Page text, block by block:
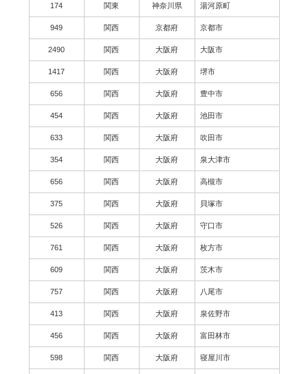
174 関東 神奈川県 湯河原町
949 関西 京都府 京都市
2490 関西 大阪府 大阪市
1417 関西 大阪府 堺市
656 関西 大阪府 豊中市
454 関西 大阪府 池田市
633 関西 大阪府 吹田市
354 関西 大阪府 泉大津市
656 関西 大阪府 高槻市
375 関西 大阪府 貝塚市
526 関西 大阪府 守口市
761 関西 大阪府 枚方市
609 関西 大阪府 茨木市
757 関西 大阪府 八尾市
413 関西 大阪府 泉佐野市
456 関西 大阪府 富田林市
598 関西 大阪府 寝屋川市